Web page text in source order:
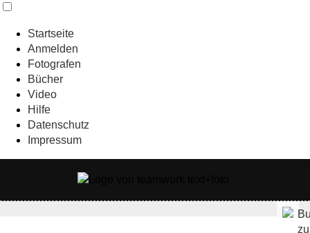
Startseite
Anmelden
Fotografen
Bücher
Video
Hilfe
Datenschutz
Impressum